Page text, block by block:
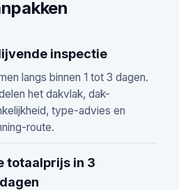
inspectie
langs binnen 1 tot 3 dagen.
het dakvlak, dak-
type-advies en
route.
totaalprijs in 3